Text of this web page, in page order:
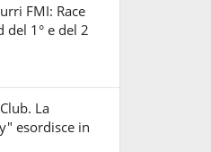
FMI: Race
del 1° e del 2
La
esordisce in